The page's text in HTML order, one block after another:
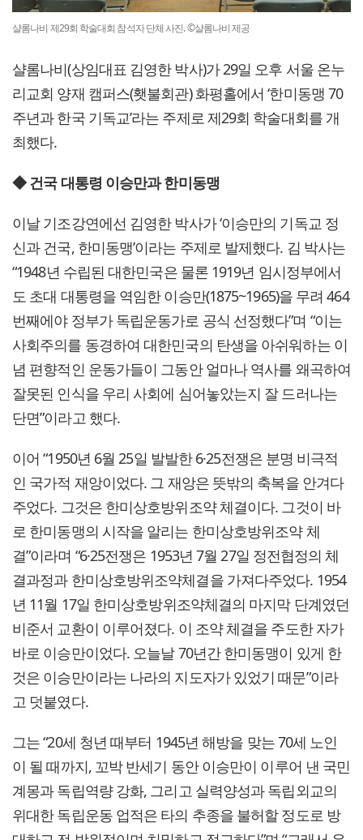
샬롬나비 제29회 학술대회 참석자 단체 사진. ©샬롬나비 제공
샬롬나비(상임대표 김영한 박사)가 29일 오후 서울 온누
리교회 양재 캠퍼스(횃불회관) 화평홀에서 ‘한미동맹 70
주년과 한국 기독교’라는 주제로 제29회 학술대회를 개
최했다.
◆ 건국 대통령 이승만과 한미동맹
이날 기조강연에선 김영한 박사가 ‘이승만의 기독교 정
신과 건국, 한미동맹’이라는 주제로 발제했다. 김 박사는
“1948년 수립된 대한민국은 물론 1919년 임시정부에서
도 초대 대통령을 역임한 이승만(1875~1965)을 무려 464
번째에야 정부가 독립운동가로 공식 선정했다”며 “이는
사회주의를 동경하여 대한민국의 탄생을 아쉬워하는 이
념 편향적인 운동가들이 그동안 얼마나 역사를 왜곡하여
잘못된 인식을 우리 사회에 심어놓았는지 잘 드러나는
단면”이라고 했다.
이어 “1950년 6월 25일 발발한 6·25전쟁은 분명 비극적
인 국가적 재앙이었다. 그 재앙은 뜻밖의 축복을 안겨다
주었다. 그것은 한미상호방위조약 체결이다. 그것이 바
로 한미동맹의 시작을 알리는 한미상호방위조약 체
결”이라며 “6·25전쟁은 1953년 7월 27일 정전협정의 체
결과정과 한미상호방위조약체결을 가져다주었다. 1954
년 11월 17일 한미상호방위조약체결의 마지막 단계였던
비준서 교환이 이루어졌다. 이 조약 체결을 주도한 자가
바로 이승만이었다. 오늘날 70년간 한미동맹이 있게 한
것은 이승만이라는 나라의 지도자가 있었기 때문”이라
고 덧붙였다.
그는 “20세 청년 때부터 1945년 해방을 맞는 70세 노인
이 될 때까지, 꼬박 반세기 동안 이승만이 이루어 낸 국민
계몽과 독립역량 강화, 그리고 실력양성과 독립외교의
위대한 독립운동 업적은 타의 추종을 불허할 정도로 방